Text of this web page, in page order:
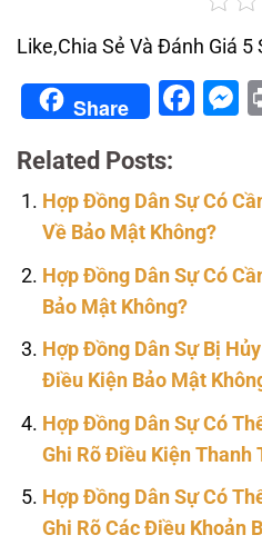
Like,Chia Sẻ Và Đánh Giá 5
Share
Related Posts:
Hợp Đồng Dân Sự Có
Về Bảo Mật Không?
Hợp Đồng Dân Sự Có
Bảo Mật Không?
Hợp Đồng Dân Sự Bị
Điều Kiện Bảo Mật
Hợp Đồng Dân Sự Có
Ghi Rõ Điều Kiện Thanh
Hợp Đồng Dân Sự Có
Ghi Rõ Các Điều Khoản